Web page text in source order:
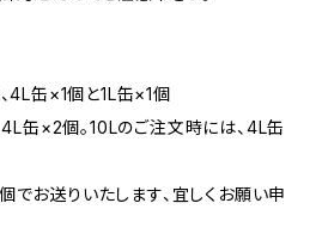
4L缶×1個と1L缶×1個
缶×2個。10Lのご注文時には、4L缶
お送りいたします、宜しくお願い申